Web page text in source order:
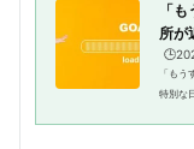
「
所が
「も
特別な